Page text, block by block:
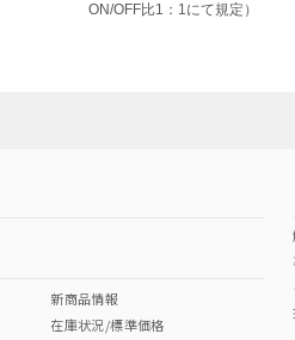
ON/OFF比1：1にて規定）
新商品情報
在庫状況/標準価格